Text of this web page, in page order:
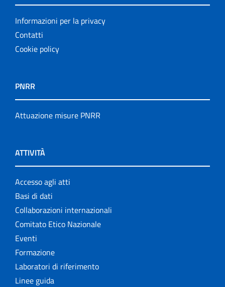
Informazioni per la privacy
Contatti
Cookie policy
PNRR
Attuazione misure PNRR
ATTIVITÀ
Accesso agli atti
Basi di dati
Collaborazioni internazionali
Comitato Etico Nazionale
Eventi
Formazione
Laboratori di riferimento
Linee guida